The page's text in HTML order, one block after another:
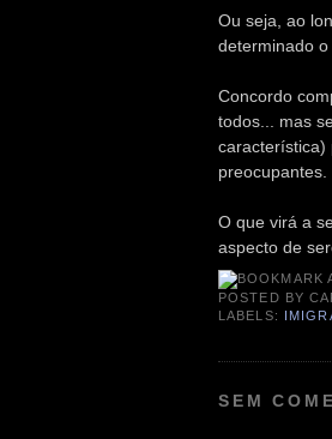
Ou seja, ao
determinado o
Concordo
todos... mas
característica)
preocupantes.
O que virá a
aspecto de
POSTED BY
LABELS:
SEM